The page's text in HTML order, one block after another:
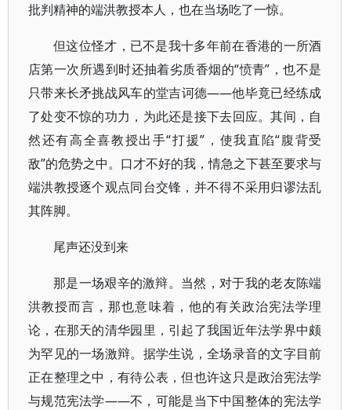
批判精神的端洪教授本人，也在当场吃了一惊。
但这位怪才，已不是我十多年前在香港的一所酒
店第一次所遇到时还抽着劣质香烟的“愤青”，也不是
只带来长矛挑战风车的堂吉诃德——他毕竟已经练成
了处变不惊的功力，为此还是接下去回应。其间，自
然还有高全喜教授出手“打援”，使我直陷“腹背受
敌”的危势之中。口才不好的我，情急之下甚至要求与
端洪教授逐个观点同台交锋，并不得不采用归谬法乱
其阵脚。
尾声还没到来
那是一场艰辛的激辩。当然，对于我的老友陈端
洪教授而言，那也意味着，他的有关政治宪法学理
论，在那天的清华园里，引起了我国近年法学界中颇
为罕见的一场激辩。据学生说，全场录音的文字目前
正在整理之中，有待公表，但也许这只是政治宪法学
与规范宪法学——不，可能是当下中国整体的宪法学